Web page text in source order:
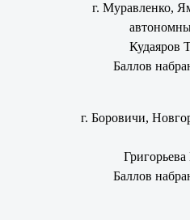
г. Муравленко,
Кудаяров
Баллов
г. Боровичи,
Баллов